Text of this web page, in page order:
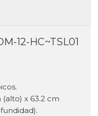
12-HC~TSL01
(alto) x 63.2 cm